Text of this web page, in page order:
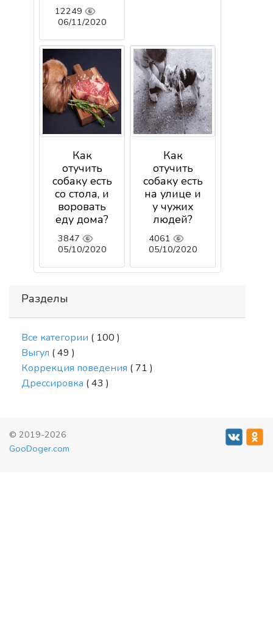
12249
06/11/2020
Как
отучить
собаку есть
со стола, и
воровать
еду дома?
3847
05/10/2020
Как
отучить
собаку есть
на улице и
у чужих
людей?
4061
05/10/2020
Разделы
Все категории ( 100 )
Выгул ( 49 )
Коррекция поведения ( 71 )
Дрессировка ( 43 )
© 2019-2026
GooDoger.com